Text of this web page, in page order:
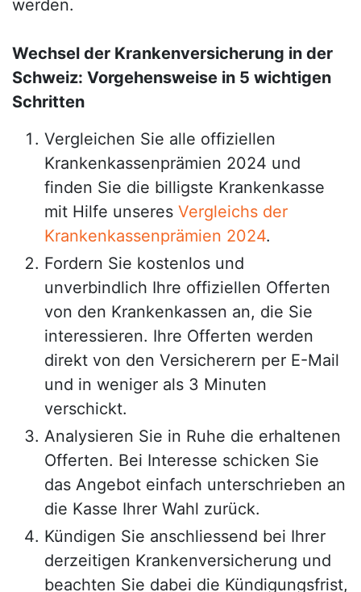
werden.
Wechsel der Krankenversicherung in der
Schweiz: Vorgehensweise in 5 wichtigen
Schritten
Vergleichen Sie alle offiziellen
Krankenkassenprämien 2024 und
finden Sie die billigste Krankenkasse
mit Hilfe unseres Vergleichs der
Krankenkassenprämien 2024.
Fordern Sie kostenlos und
unverbindlich Ihre offiziellen Offerten
von den Krankenkassen an, die Sie
interessieren. Ihre Offerten werden
direkt von den Versicherern per E-Mail
und in weniger als 3 Minuten
verschickt.
Analysieren Sie in Ruhe die erhaltenen
Offerten. Bei Interesse schicken Sie
das Angebot einfach unterschrieben an
die Kasse Ihrer Wahl zurück.
Kündigen Sie anschliessend bei Ihrer
derzeitigen Krankenversicherung und
beachten Sie dabei die Kündigungsfrist,